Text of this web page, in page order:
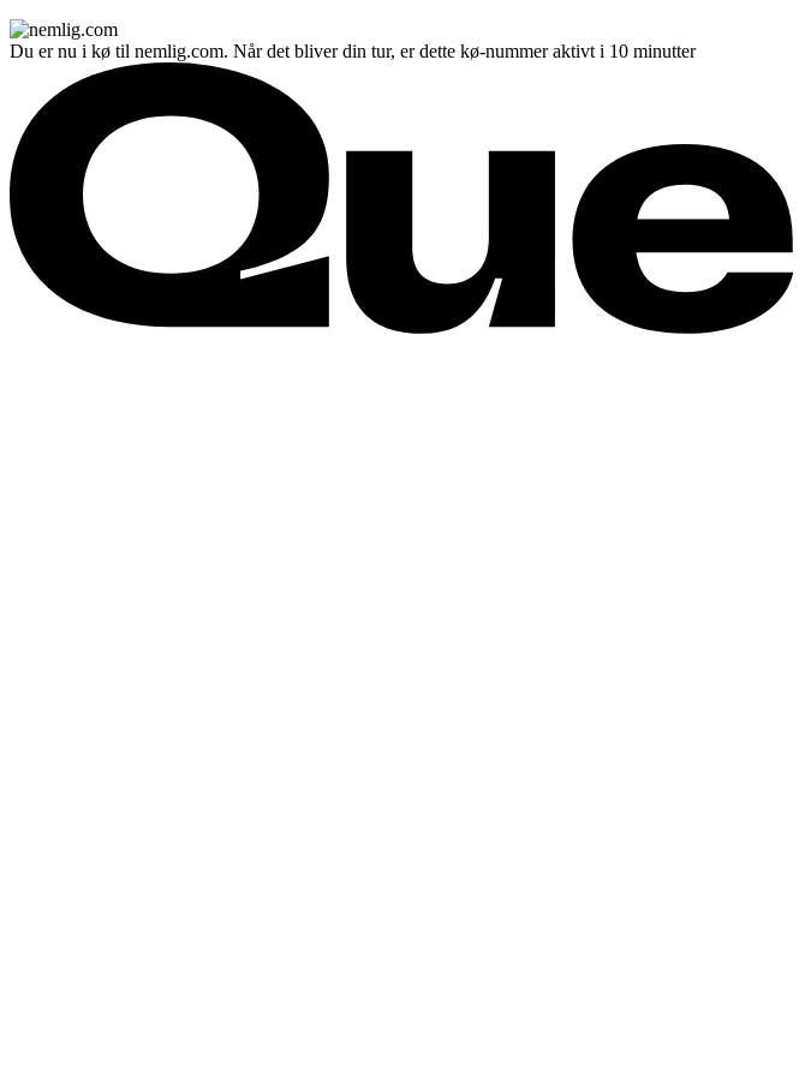
Du er nu i kø til nemlig.com. Når det bliver din tur, er dette kø-nummer aktivt i 10 minutter